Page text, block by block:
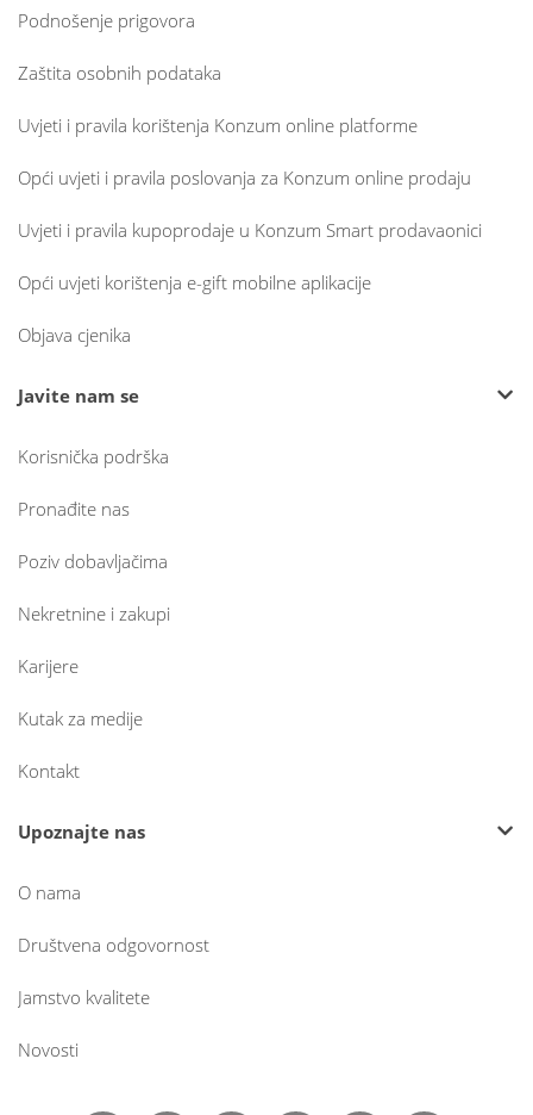
Podnošenje prigovora
Zaštita osobnih podataka
Uvjeti i pravila korištenja Konzum online platforme
Opći uvjeti i pravila poslovanja za Konzum online prodaju
Uvjeti i pravila kupoprodaje u Konzum Smart prodavaonici
Opći uvjeti korištenja e-gift mobilne aplikacije
Objava cjenika
Javite nam se
Korisnička podrška
Pronađite nas
Poziv dobavljačima
Nekretnine i zakupi
Karijere
Kutak za medije
Kontakt
Upoznajte nas
O nama
Društvena odgovornost
Jamstvo kvalitete
Novosti